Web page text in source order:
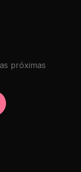
próximas